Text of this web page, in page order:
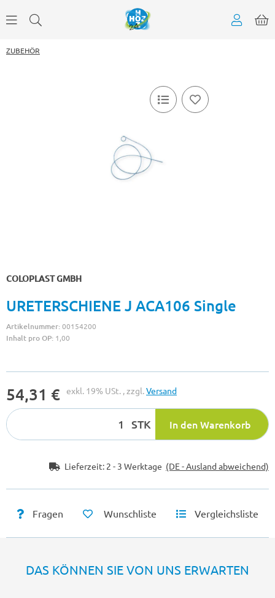
ZUBEHÖR
COLOPLAST GMBH
URETERSCHIENE J ACA106 Single
Artikelnummer:00154200
Inhalt pro OP: 1,00
54,31 € exkl. 19% USt. , zzgl.Versand
STK In den Warenkorb
Lieferzeit: 2 - 3 Werktage (DE - Ausland abweichend)
Fragen Wunschliste Vergleichsliste
DAS KÖNNEN SIE VON UNS ERWARTEN